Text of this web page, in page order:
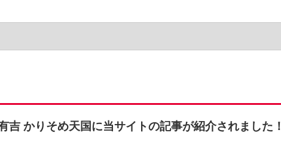
吉 かりそめ天国に当サイトの記事が紹介されました！